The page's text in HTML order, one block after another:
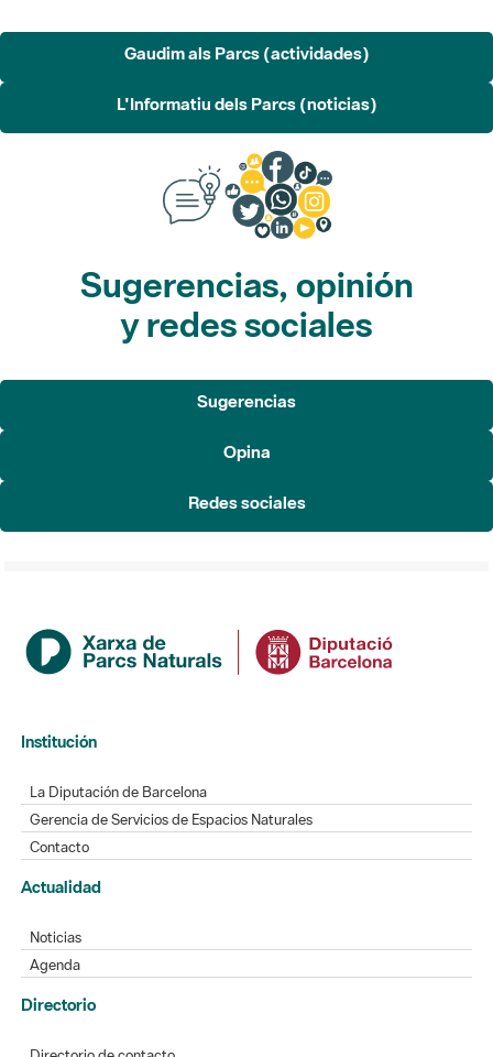
Gaudim als Parcs (actividades)
L'Informatiu dels Parcs (noticias)
Sugerencias, opinión
y redes sociales
Sugerencias
Opina
Redes sociales
Institución
La Diputación de Barcelona
Gerencia de Servicios de Espacios Naturales
Contacto
Actualidad
Noticias
Agenda
Directorio